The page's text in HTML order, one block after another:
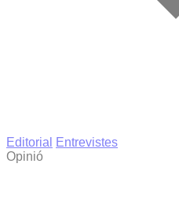
Editorial
Entrevistes
Opinió